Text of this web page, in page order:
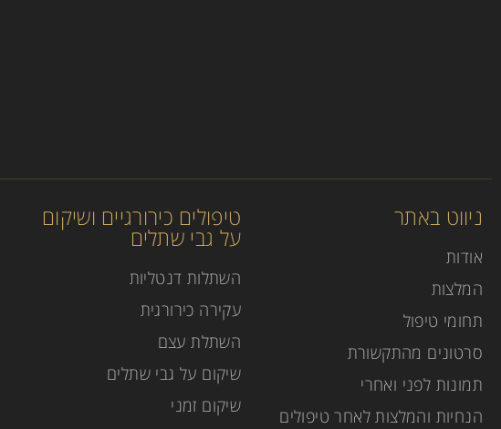
ניווט באתר
אודות
המלצות
תחומי טיפול
סרטונים מהתקשורת
תמונות לפני ואחרי
הנחיות והמלצות לאחר טיפולים
טיפולים כירורגיים ושיקום
על גבי שתלים
השתלות דנטליות
עקירה כירורגית
השתלת עצם
שיקום על גבי שתלים
שיקום זמני